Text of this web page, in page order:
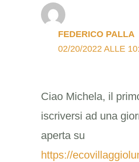
FEDERICO PALLA
02/20/2022 ALLE
Ciao Michela, il
iscriversi ad una
aperta su
https://